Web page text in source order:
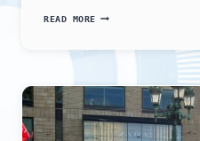
READ MORE“قیام
ملت
ایران
برای
سرنگونی